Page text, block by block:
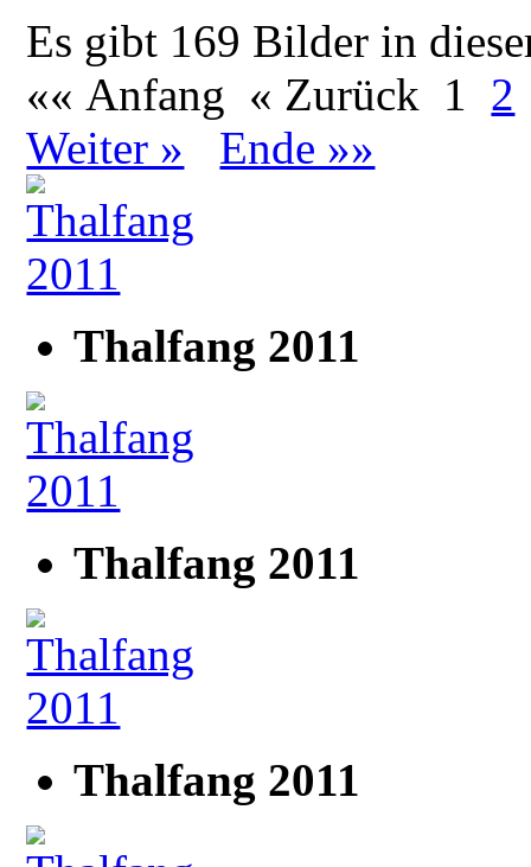
Es gibt 169 Bilder in
«« Anfang « Zurück 1 2
Weiter »
Ende »»
Thalfang 2011
Thalfang 2011
Thalfang 2011